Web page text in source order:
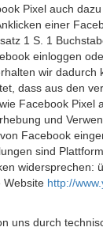
Pixel auch
einer
1 S. 1
einloggen
wir
dass aus den
Facebook
und
Facebook
sind
widersprechen:
Website http://
durch